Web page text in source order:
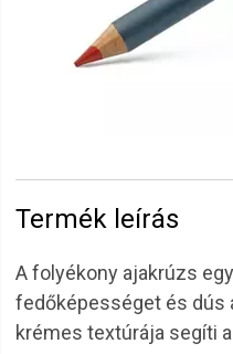
Termék leírás
A folyékony ajakrúzs
fedőképességet és dús
krémes textúrája segíti